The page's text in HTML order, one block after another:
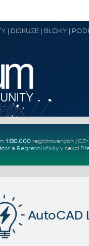
| DISKUZE | BLOKY |
1.130.000registrovaných
a Regresní křivkyv sekci
AutoCAD